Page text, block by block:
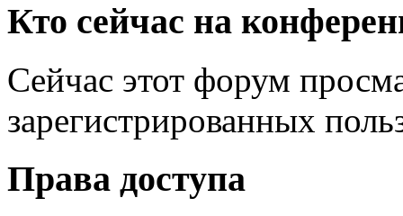
Кто сейчас на
Сейчас этот форум
зарегистрированных
Права доступа